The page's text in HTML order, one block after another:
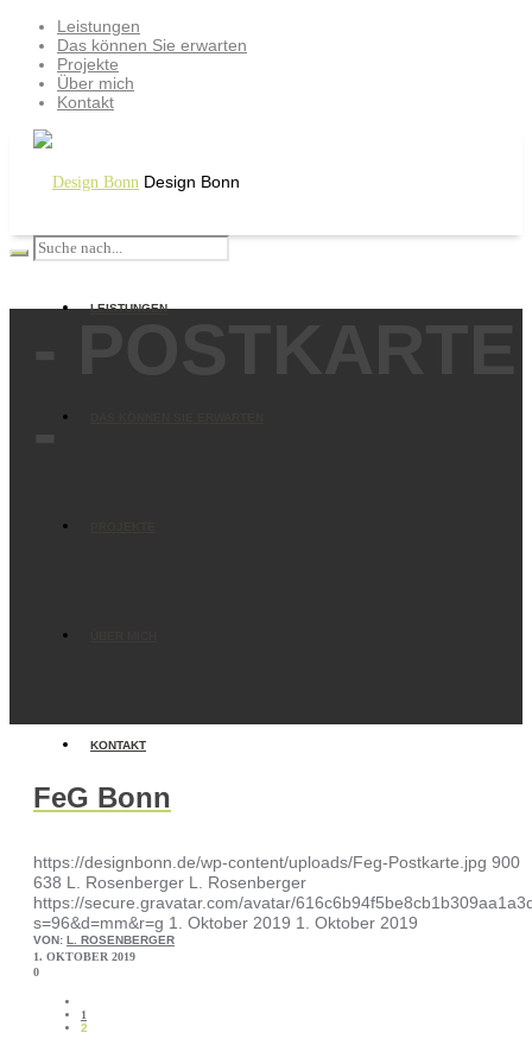
Leistungen
Das können Sie erwarten
Projekte
Über mich
Kontakt
Design Bonn
LEISTUNGEN
KONTAKT
FeG Bonn
https://designbonn.de/wp-content/uploads/Feg-Postkarte.jpg 900
638 L. Rosenberger L. Rosenberger
https://secure.gravatar.com/avatar/
s=96&d=mm&r=g 1. Oktober 2019 1. Oktober 2019
VON: L. ROSENBERGER
1. OKTOBER 2019
0
1
2